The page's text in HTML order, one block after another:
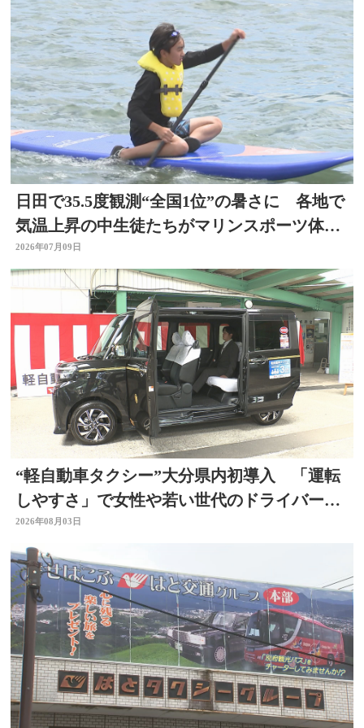
日田で35.5度観測“全国1位”の暑さに 各地で
気温上昇の中生徒たちがマリンスポーツ体
験 大分
2026年07月09日
“軽自動車タクシー”大分県内初導入 「運転
しやすさ」で女性や若い世代のドライバー確
保へ
2026年08月03日